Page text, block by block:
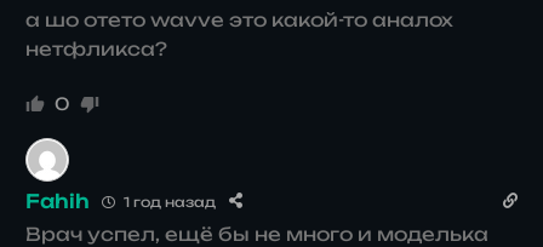
а шо отето wavve это какой-то аналох
нетфликса?
0
Fahih 1 год назад
Врач успел, ещё бы не много и моделька